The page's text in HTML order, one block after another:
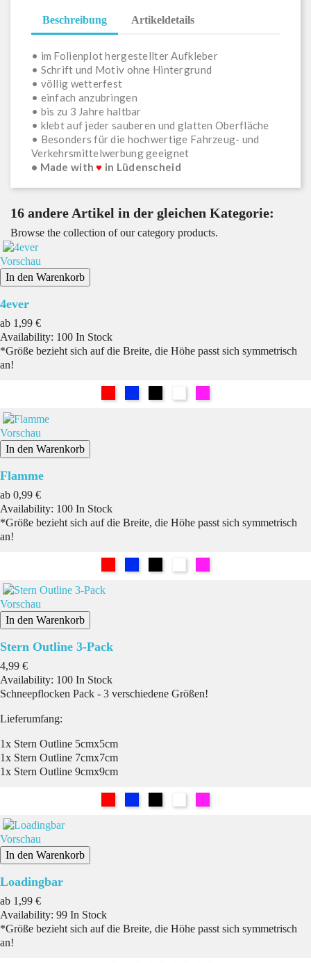
Beschreibung Artikeldetails
• im Folienplot hergestellter Aufkleber
• Schrift und Motiv ohne Hintergrund
• völlig wetterfest
• einfach anzubringen
• bis zu 3 Jahre haltbar
• klebt auf jeder sauberen und glatten Oberfläche
• Besonders für die hochwertige Fahrzeug- und
Verkehrsmittelwerbung geeignet
• Made with♥ in Lüdenscheid
16 andere Artikel in der gleichen Kategorie:
Browse the collection of our category products.
Vorschau
In den Warenkorb
4ever
ab Preis
1,99 €
Availability: 100 In Stock
*Größe bezieht sich auf die Breite, die Höhe passt sich symmetrisch
an!
Vorschau
In den Warenkorb
Flamme
ab Preis
0,99 €
Availability: 100 In Stock
*Größe bezieht sich auf die Breite, die Höhe passt sich symmetrisch
an!
Vorschau
In den Warenkorb
Stern Outline 3-Pack
Preis
4,99 €
Availability: 100 In Stock
Schneepflocken Pack - 3 verschiedene Größen!
Lieferumfang:
1x Stern Outline 5cmx5cm
1x Stern Outline 7cmx7cm
1x Stern Outline 9cmx9cm
Vorschau
In den Warenkorb
Loadingbar
ab Preis
1,99 €
Availability: 99 In Stock
*Größe bezieht sich auf die Breite, die Höhe passt sich symmetrisch
an!